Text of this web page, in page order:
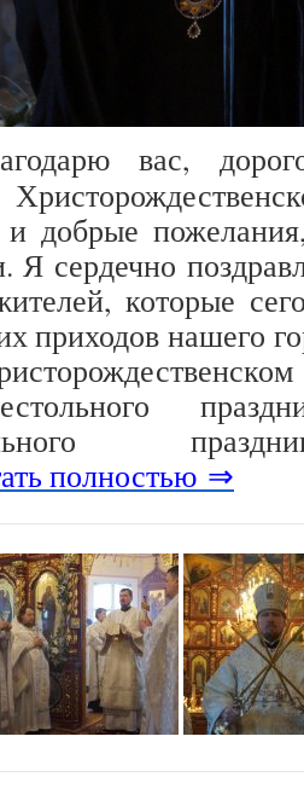
вас,
и добрые
Я сердечно
которые
приходов нашего
полностью ⇒